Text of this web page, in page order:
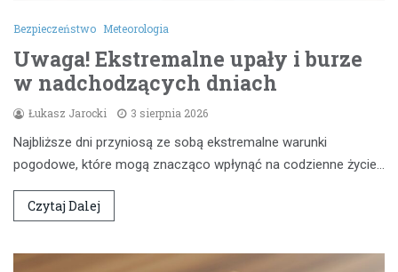
Bezpieczeństwo Meteorologia
Uwaga! Ekstremalne upały i burze
w nadchodzących dniach
Łukasz Jarocki 3 sierpnia 2026
Najbliższe dni przyniosą ze sobą ekstremalne warunki
pogodowe, które mogą znacząco wpłynąć na codzienne życie…
Czytaj Dalej